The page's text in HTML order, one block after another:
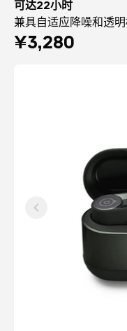
可达22小时
兼具自适应降噪和透
¥3,280